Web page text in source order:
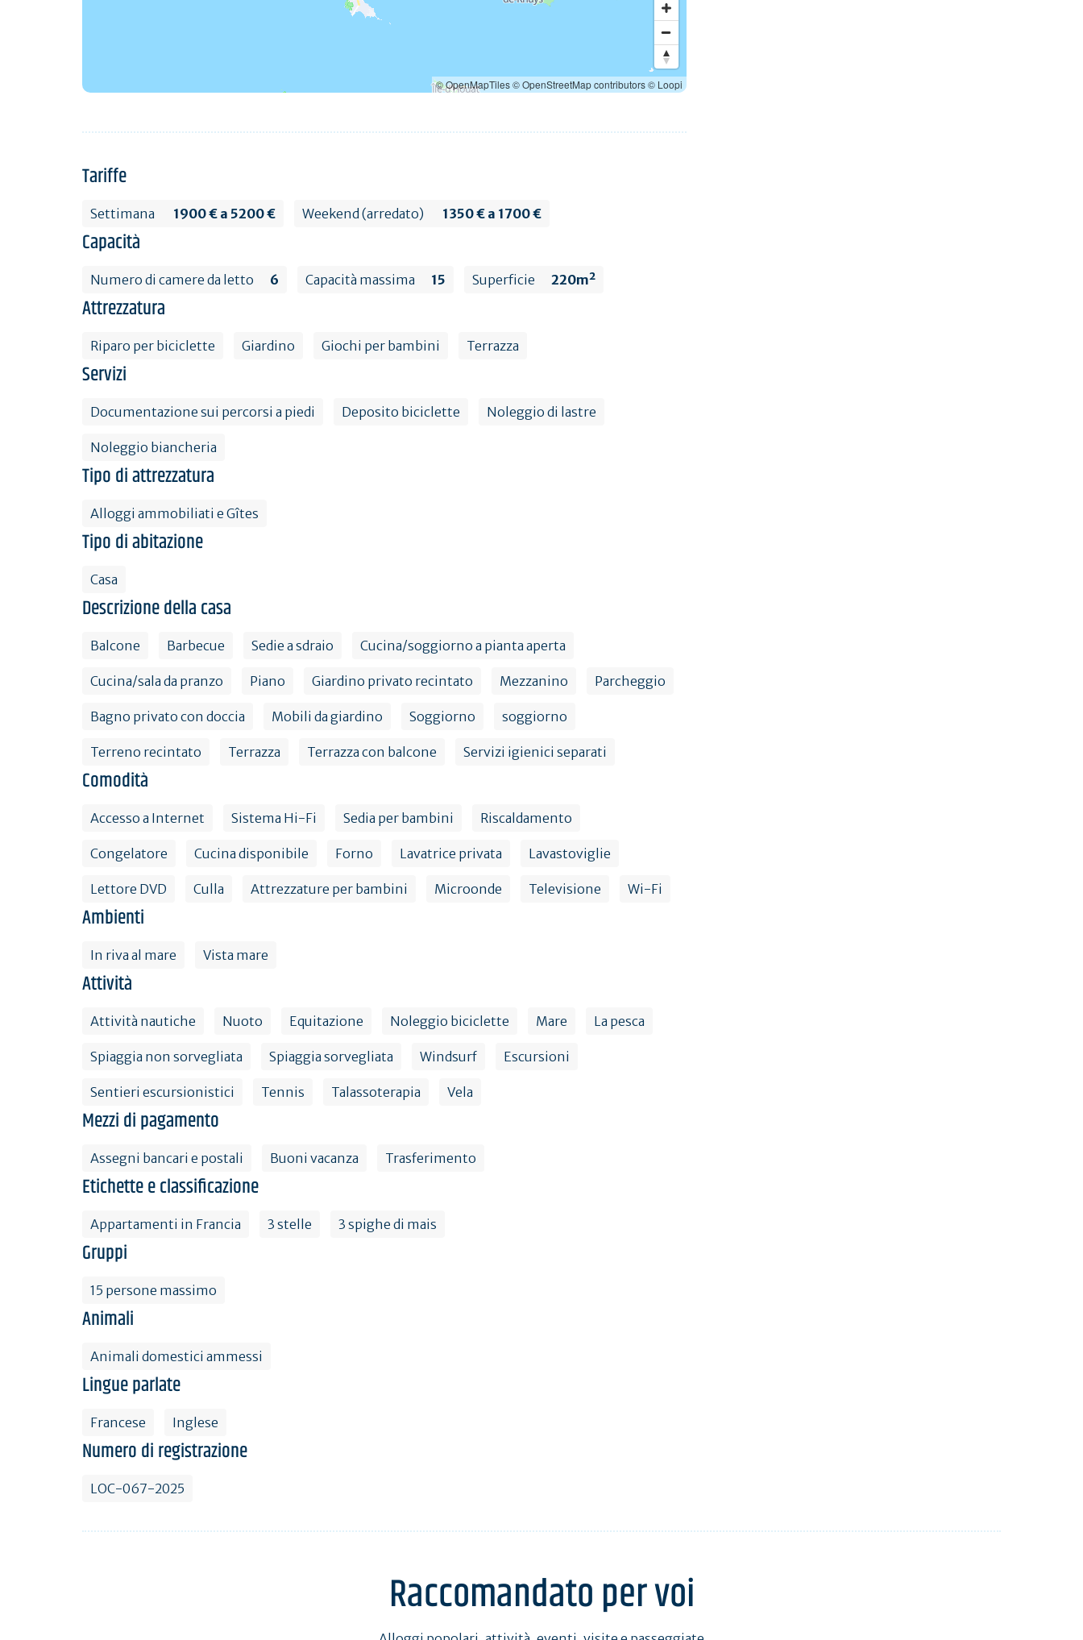
© OpenMapTiles© OpenStreetMap contributors© Loopi
Tariffe
Settimana 1900 € a 5200 € Weekend (arredato) 1350 € a 1700 €
Capacità
Numero di camere da letto 6 Capacità massima 15 Superficie 220m²
Attrezzatura
Riparo per biciclette Giardino Giochi per bambini Terrazza
Servizi
Documentazione sui percorsi a piedi Deposito biciclette Noleggio di lastre
Noleggio biancheria
Tipo di attrezzatura
Alloggi ammobiliati e Gîtes
Tipo di abitazione
Casa
Descrizione della casa
Balcone Barbecue Sedie a sdraio Cucina/soggiorno a pianta aperta
Cucina/sala da pranzo Piano Giardino privato recintato Mezzanino Parcheggio
Bagno privato con doccia Mobili da giardino Soggiorno soggiorno
Terreno recintato Terrazza Terrazza con balcone Servizi igienici separati
Comodità
Accesso a Internet Sistema Hi-Fi Sedia per bambini Riscaldamento
Congelatore Cucina disponibile Forno Lavatrice privata Lavastoviglie
Lettore DVD Culla Attrezzature per bambini Microonde Televisione Wi-Fi
Ambienti
In riva al mare Vista mare
Attività
Attività nautiche Nuoto Equitazione Noleggio biciclette Mare La pesca
Spiaggia non sorvegliata Spiaggia sorvegliata Windsurf Escursioni
Sentieri escursionistici Tennis Talassoterapia Vela
Mezzi di pagamento
Assegni bancari e postali Buoni vacanza Trasferimento
Etichette e classificazione
Appartamenti in Francia 3 stelle 3 spighe di mais
Gruppi
15 persone massimo
Animali
Animali domestici ammessi
Lingue parlate
Francese Inglese
Numero di registrazione
LOC-067-2025
Raccomandato per voi